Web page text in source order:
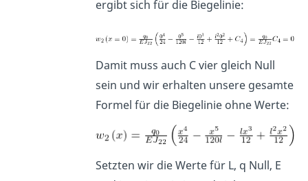
ergibt sich für die Biegelinie:
Damit muss auch C vier gleich Null
sein und wir erhalten unsere gesamte
Formel für die Biegelinie ohne Werte:
Setzten wir die Werte für L, q Null, E